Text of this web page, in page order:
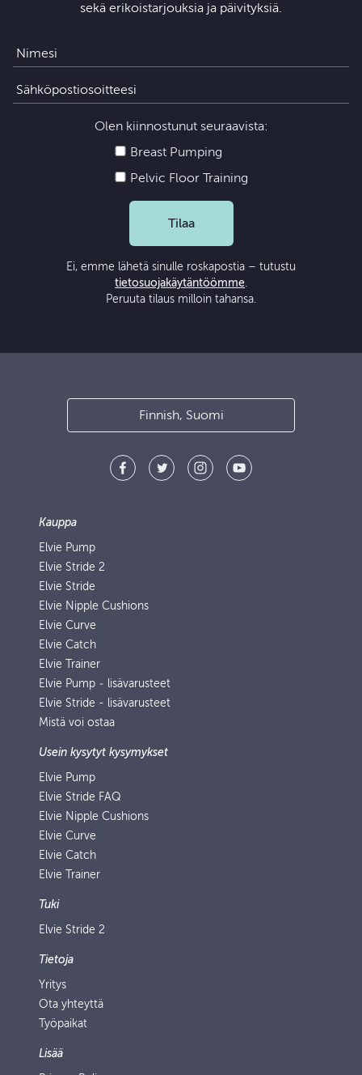
sekä erikoistarjouksia ja päivityksiä.
Olen kiinnostunut seuraavista:
Breast Pumping
Pelvic Floor Training
Tilaa
Ei, emme lähetä sinulle roskapostia – tutustu
tietosuojakäytäntöömme.
Peruuta tilaus milloin tahansa.
Finnish, Suomi
Kauppa
Elvie Pump
Elvie Stride 2
Elvie Stride
Elvie Nipple Cushions
Elvie Curve
Elvie Catch
Elvie Trainer
Elvie Pump ‑ lisävarusteet
Elvie Stride - lisävarusteet
Mistä voi ostaa
Usein kysytyt kysymykset
Elvie Pump
Elvie Stride FAQ
Elvie Nipple Cushions
Elvie Curve
Elvie Catch
Elvie Trainer
Tuki
Elvie Stride 2
Tietoja
Yritys
Ota yhteyttä
Työpaikat
Lisää